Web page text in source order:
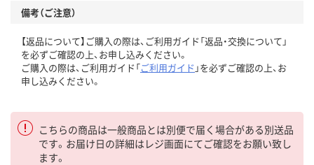
備考（ご注意）
【返品について】ご購入の際は、ご利用ガイド「返品・交換について」
を必ずご確認の上、お申し込みください。
ご購入の際は、ご利用ガイド「ご利用ガイド 」を必ずご確認の上、お
申し込みください。
こちらの商品は一般商品とは別便で届く場合がある別送品
です。お届け日の詳細はレジ画面にてご確認をお願い致し
ます。